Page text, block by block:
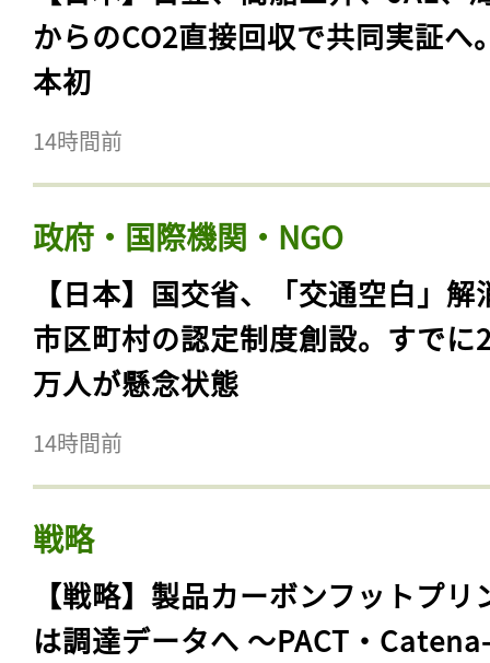
からのCO2直接回収で共同実証へ
本初
14時間前
政府・国際機関・NGO
【日本】国交省、「交通空白」解
市区町村の認定制度創設。すでに
万人が懸念状態
14時間前
戦略
【戦略】製品カーボンフットプリ
は調達データへ 〜PACT・